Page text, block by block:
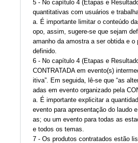
5 - No capítulo 4 (Etapas e
quantitativas com usuários e
a. É importante limitar o conteúdo
opo, assim, sugere-se que sejam
amanho da amostra a ser obtida e
definido.
6 - No capítulo 4 (Etapas e
CONTRATADA em evento(s)
itiva”. Em seguida, lê-se que “as
adas em evento organizado pela
a. É importante explicitar a
evento para apresentação do laudo
as; ou um evento para todas as
e todos os temas.
7 - Os produtos contratados estão